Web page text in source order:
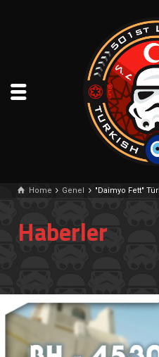
Home Genel "Daimyo Fett"
Haberler